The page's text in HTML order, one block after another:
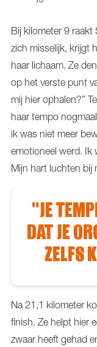
Bij kilometer 9 raakt
zich misselijk, krijgt
haar lichaam. Ze
op het verste punt
mij hier ophalen?”
haar tempo
ik was niet meer
emotioneel werd. Ik
Mijn hart luchten bij
"JE
DAT JE
ZELFS
Na 21,1 kilometer
finish. Ze helpt hier
zwaar heeft gehad